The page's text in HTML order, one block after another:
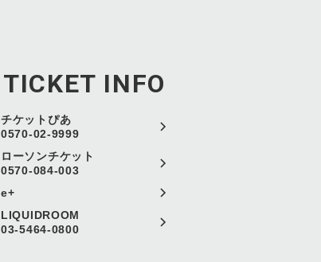
TICKET INFO
チケットぴあ
0570-02-9999
ローソンチケット
0570-084-003
e+
LIQUIDROOM
03-5464-0800